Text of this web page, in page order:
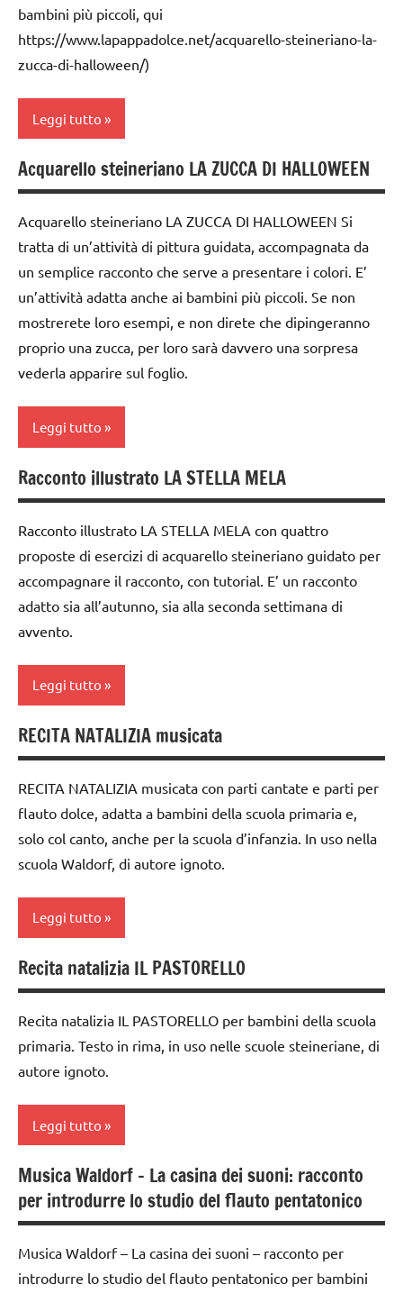
STAGIONI
tecniche
varie
TUTORIAL
TUTTI GLI
ARGOMENTI
PER ETA'
TUTTI GLI
anni
DOWNLOAD
FESTE
DELL'ANNO
GUIDA
WALDORF
papercutting
San
Martino
STAGIONI
tecniche
TUTORIAL
ARGOMENTI
PER ETA'
TUTTI GLI
ARTICOLI
carta
cartamodelli
3a
classe
dai
6
anni
DOWNLOAD
FESTE
DELL'ANNO
DIDATTICA
LAVORETTI
papercutting
PEDAGOGIE
San
Martino
Steiner
varie
TUTTI GLI
ARGOMENTI
PER ETA'
bambini più piccoli, qui
https://www.lapappadolce.net/acquarello-steineriano-la-
zucca-di-halloween/)
Leggi tutto
acquarello
IMMAGINE
Waldorf
Autunno
classe
3a
classe
4a
5a
6
anni
GUIDA
WALDORF
scienze:
piante
STAGIONI
TUTTI GLI
ARGOMENTI
PER ETA'
ARTICOLI
Acquarello steineriano LA ZUCCA DI HALLOWEEN
Acquarello steineriano LA ZUCCA DI HALLOWEEN Si
tratta di un’attività di pittura guidata, accompagnata da
un semplice racconto che serve a presentare i colori. E’
un’attività adatta anche ai bambini più piccoli. Se non
mostrerete loro esempi, e non direte che dipingeranno
proprio una zucca, per loro sarà davvero una sorpresa
vederla apparire sul foglio.
Leggi tutto
acquarello
IMMAGINE
Waldorf
Autunno
da 0
a 3
anni
dai
3 ai
6
dai
6
FESTE
DELL'ANNO
GUIDA
DIDATTICA
WALDORF
Halloween
PEDAGOGIE
Steiner
TUTTI GLI
ARGOMENTI
PER ETA'
TUTTI GLI
ARTICOLI
Racconto illustrato LA STELLA MELA
Racconto illustrato LA STELLA MELA con quattro
proposte di esercizi di acquarello steineriano guidato per
accompagnare il racconto, con tutorial. E’ un racconto
adatto sia all’autunno, sia alla seconda settimana di
avvento.
Leggi tutto
2a
settimana
di
avvento
acquarello
ARTE
IMMAGINE
arte
dai
3 ai
dai
FESTE
GUIDA
DIDATTICA
RECITA NATALIZIA musicata
RECITA NATALIZIA musicata con parti cantate e parti per
flauto dolce, adatta a bambini della scuola primaria e,
solo col canto, anche per la scuola d’infanzia. In uso nella
scuola Waldorf, di autore ignoto.
Leggi tutto
3a
settimana
di
avvento
4a
avvento
arte
Waldorf
canti
di
Natale
Recita natalizia IL PASTORELLO
Recita natalizia IL PASTORELLO per bambini della scuola
primaria. Testo in rima, in uso nelle scuole steineriane, di
autore ignoto.
Leggi tutto
arte
Waldorf
6
anni
Musica Waldorf – La casina dei suoni: racconto
per introdurre lo studio del flauto pentatonico
Musica Waldorf – La casina dei suoni – racconto per
introdurre lo studio del flauto pentatonico per bambini